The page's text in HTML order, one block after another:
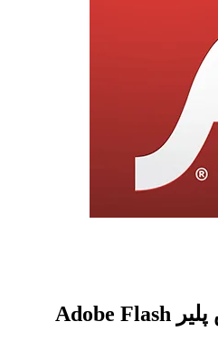
فلش پلیر Adobe Flash